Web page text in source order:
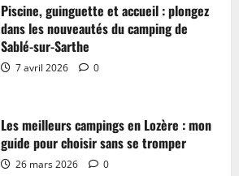
Piscine, guinguette et accueil : plongez
dans les nouveautés du camping de
Sablé-sur-Sarthe
7 avril 2026 0
Les meilleurs campings en Lozère : mon
guide pour choisir sans se tromper
26 mars 2026 0